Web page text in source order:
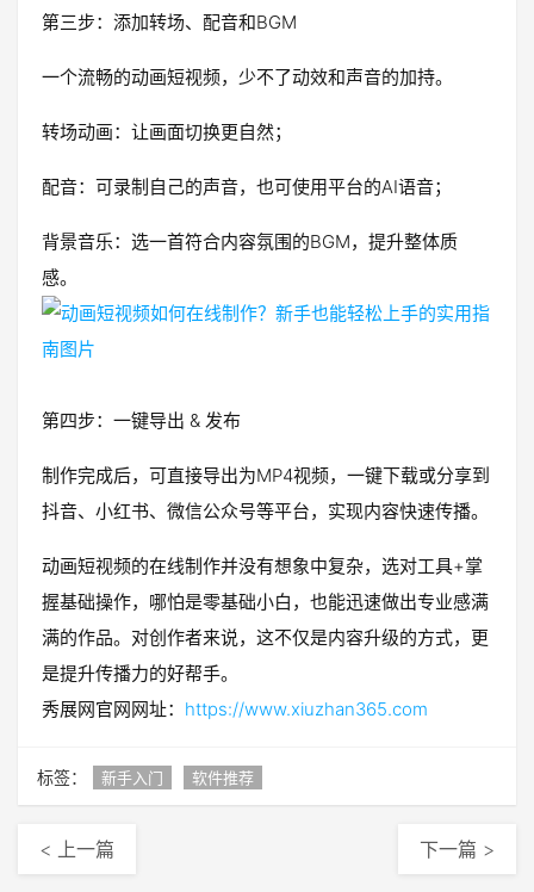
第三步：添加转场、配音和BGM
一个流畅的动画短视频，少不了动效和声音的加持。
转场动画：让画面切换更自然；
配音：可录制自己的声音，也可使用平台的AI语音；
背景音乐：选一首符合内容氛围的BGM，提升整体质
感。
第四步：一键导出 & 发布
制作完成后，可直接导出为MP4视频，一键下载或分享到
抖音、小红书、微信公众号等平台，实现内容快速传播。
动画短视频的在线制作并没有想象中复杂，选对工具+掌
握基础操作，哪怕是零基础小白，也能迅速做出专业感满
满的作品。对创作者来说，这不仅是内容升级的方式，更
是提升传播力的好帮手。
秀展网官网网址： https://www.xiuzhan365.com
标签： 新手入门 软件推荐
< 上一篇 下一篇 >